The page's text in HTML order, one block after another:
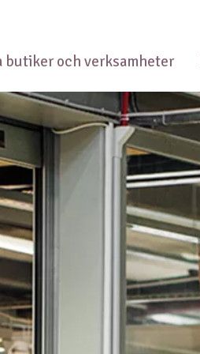
butiker och verksamheter